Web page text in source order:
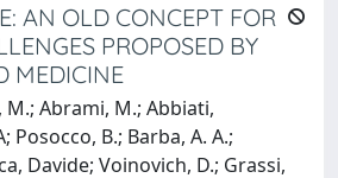
AN OLD CONCEPT FOR
PROPOSED BY
MEDICINE
M.; Abrami, M.; Abbiati,
Posocco, B.; Barba, A. A.;
Davide; Voinovich, D.; Grassi,